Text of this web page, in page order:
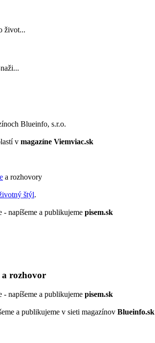
život...
Blueinfo, s.r.o.
v magazíne Viemviac.sk
a rozhovory
štýl.
napíšeme a publikujeme pisem.sk
a rozhovor
napíšeme a publikujeme pisem.sk
a publikujeme v sieti magazínov Blueinfo.sk